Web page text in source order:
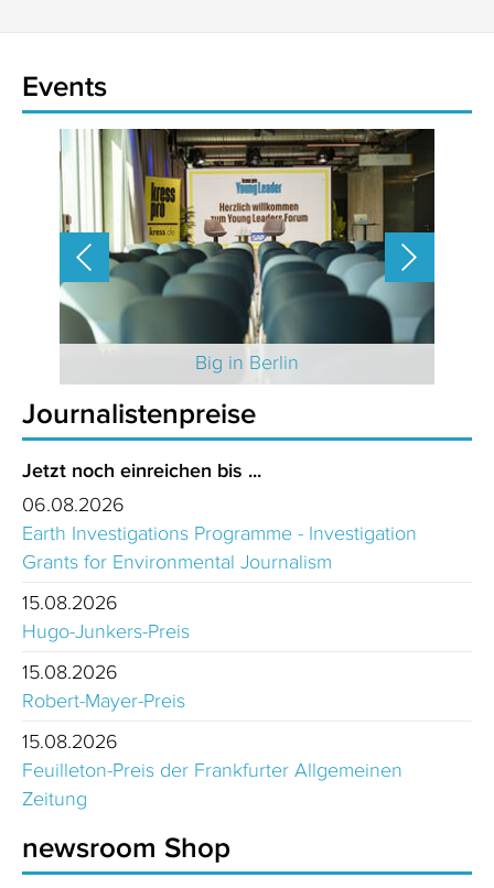
Events
Big in Berlin
Journalistenpreise
Jetzt noch einreichen bis ...
06.08.2026
Earth Investigations Programme - Investigation
Grants for Environmental Journalism
15.08.2026
Hugo-Junkers-Preis
15.08.2026
Robert-Mayer-Preis
15.08.2026
Feuilleton-Preis der Frankfurter Allgemeinen
Zeitung
newsroom Shop